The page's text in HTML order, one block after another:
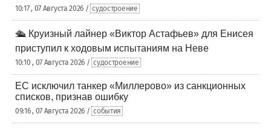
10:17 , 07 Августа 2026 / судостроение
🛳️ Круизный лайнер «Виктор Астафьев» для Енисея
приступил к ходовым испытаниям на Неве
10:10 , 07 Августа 2026 / судостроение
ЕС исключил танкер «Миллерово» из санкционных
списков, признав ошибку
09:16 , 07 Августа 2026 / события